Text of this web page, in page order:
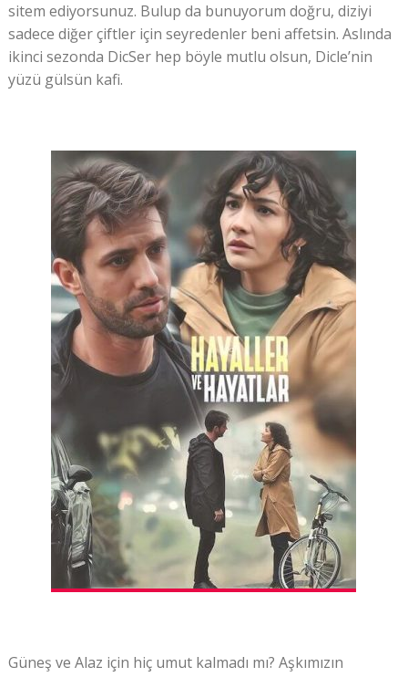
sitem ediyorsunuz. Bulup da bunuyorum doğru, diziyi
sadece diğer çiftler için seyredenler beni affetsin. Aslında
ikinci sezonda DicSer hep böyle mutlu olsun, Dicle’nin
yüzü gülsün kafi.
Güneş ve Alaz için hiç umut kalmadı mı? Aşkımızın